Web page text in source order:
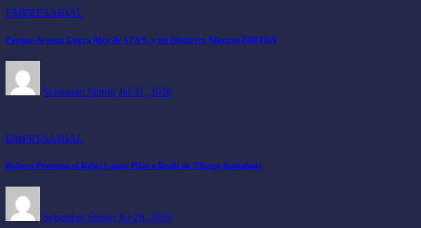
EMPRESARIAL
Parque Arauco Logra Alza de 17,9% y un Histórico Margen EBITDA
Sebastian Sipión Jul 31, 2026
EMPRESARIAL
Bulova Presenta el Reloj Lunar Pilot x Budii de Thiago Rosinhole
Sebastian Sipión Jul 28, 2026